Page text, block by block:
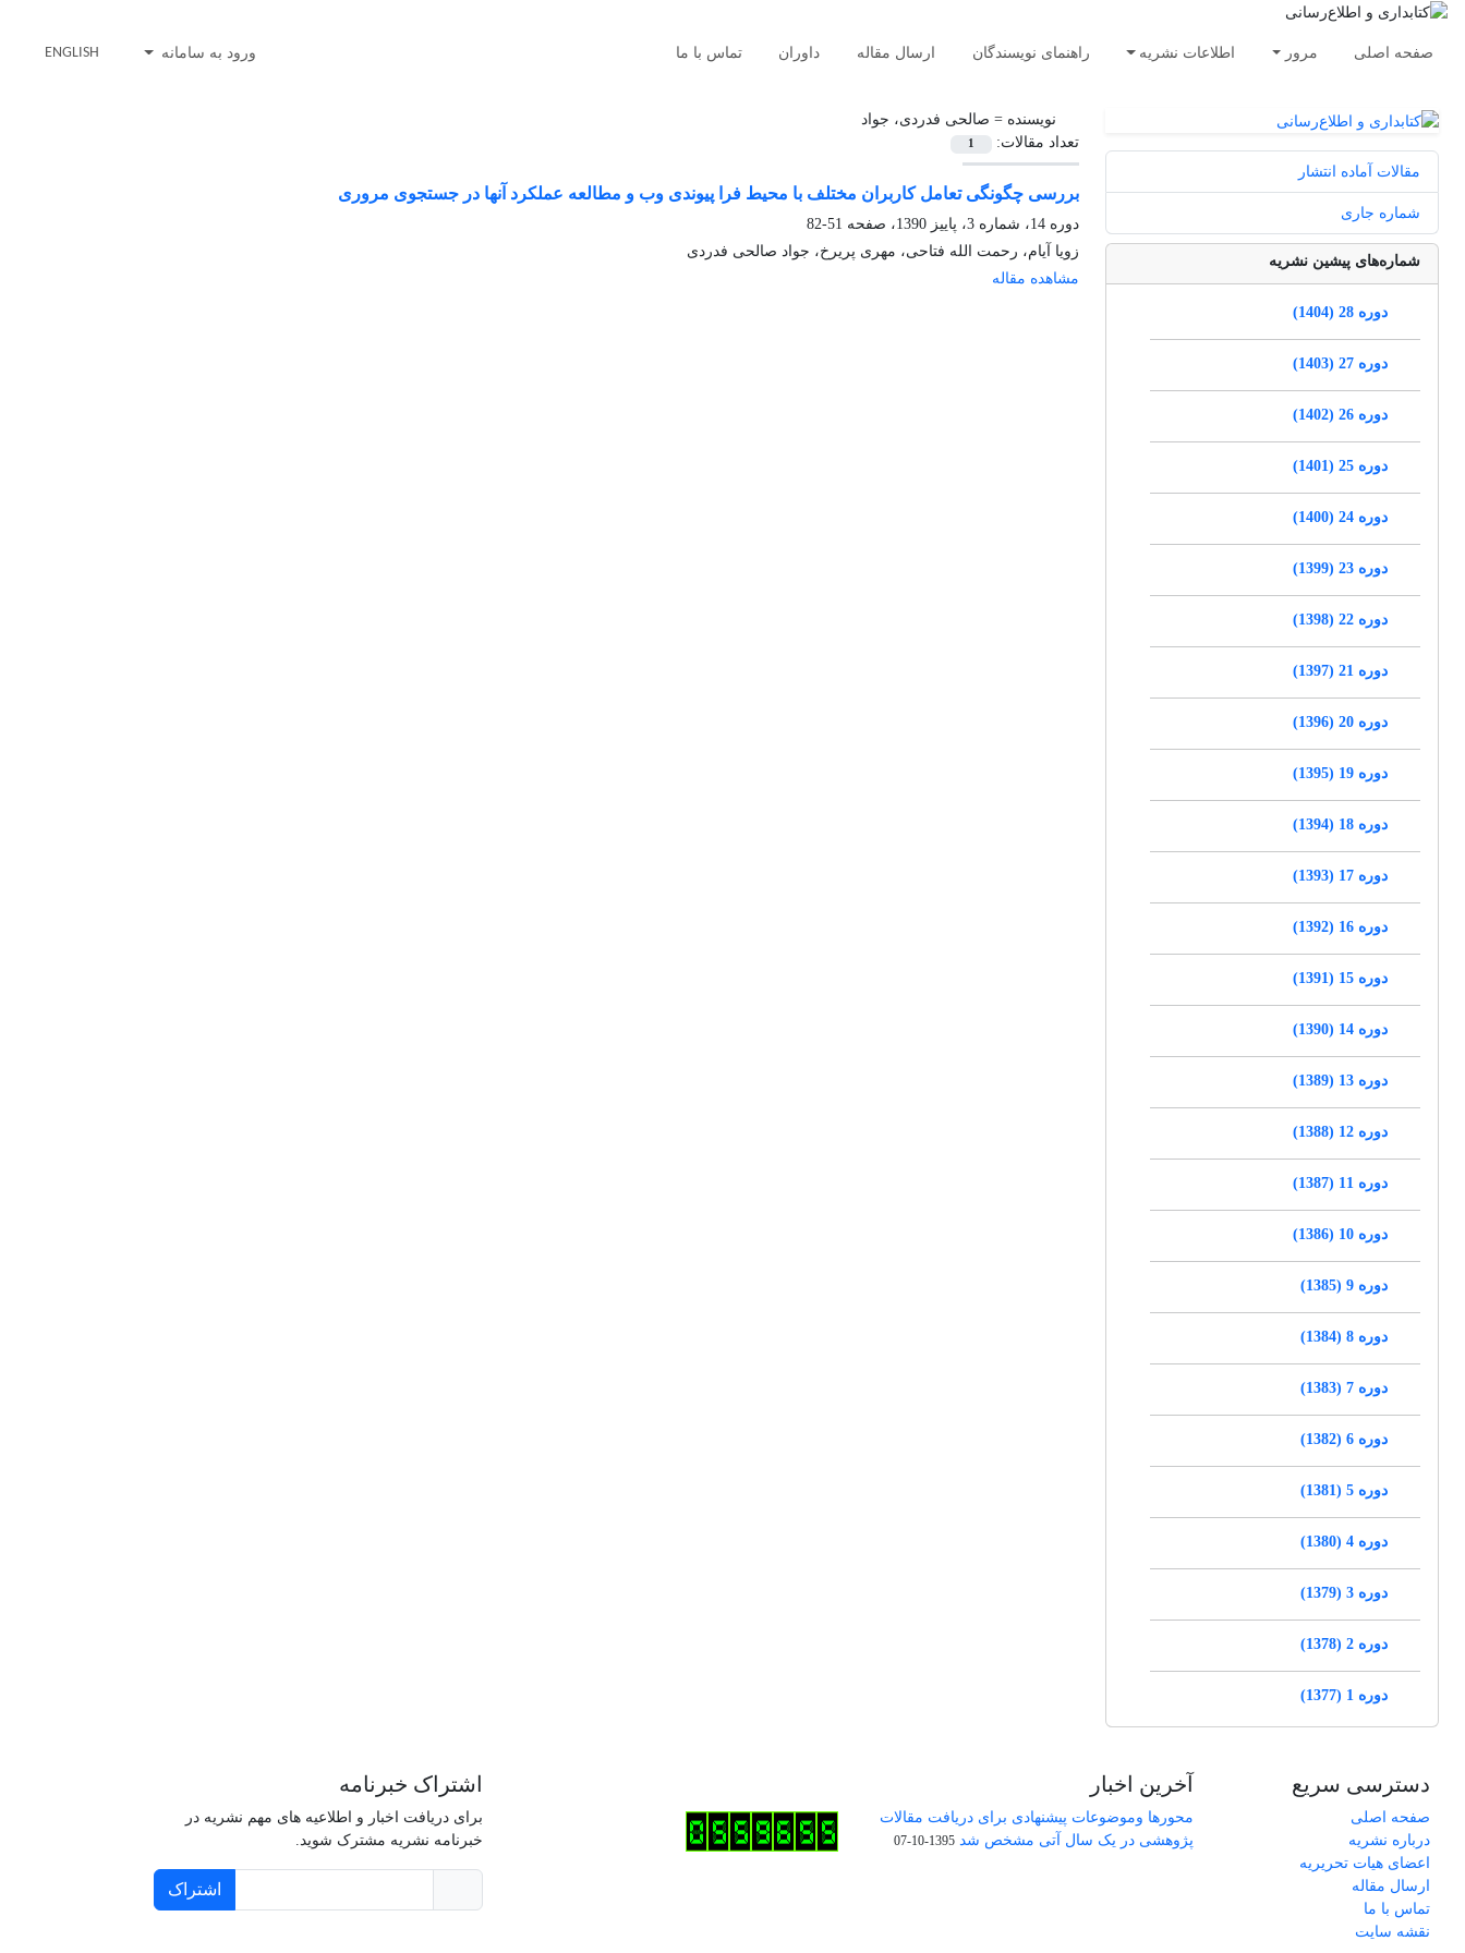
صفحه اصلی مرور اطلاعات نشریه راهنمای نویسندگان ارسال مقاله داوران تماس با ما ورود به سامانه ENGLISH
نویسنده = صالحی فدردی، جواد
تعداد مقالات:
1
بررسی چگونگی تعامل کاربران مختلف با محیط فرا پیوندی وب و مطالعه عملکرد آنها در جستجوی مروری
دوره 14، شماره 3، پاییز 1390، صفحه
51-82
زویا آیام، رحمت الله فتاحی، مهری پریرخ، جواد صالحی فدردی
مشاهده مقاله
مقالات آماده انتشار
شماره جاری
شماره‌های پیشین نشریه
دوره 28 (1404)
دوره 27 (1403)
دوره 26 (1402)
دوره 25 (1401)
دوره 24 (1400)
دوره 23 (1399)
دوره 22 (1398)
دوره 21 (1397)
دوره 20 (1396)
دوره 19 (1395)
دوره 18 (1394)
دوره 17 (1393)
دوره 16 (1392)
دوره 15 (1391)
دوره 14 (1390)
دوره 13 (1389)
دوره 12 (1388)
دوره 11 (1387)
دوره 10 (1386)
دوره 9 (1385)
دوره 8 (1384)
دوره 7 (1383)
دوره 6 (1382)
دوره 5 (1381)
دوره 4 (1380)
دوره 3 (1379)
دوره 2 (1378)
دوره 1 (1377)
دسترسی سریع
صفحه اصلی
درباره نشریه
اعضای هیات تحریریه
ارسال مقاله
تماس با ما
نقشه سایت
آخرین اخبار
محورها وموضوعات پیشنهادی برای دریافت مقالات
پژوهشی در یک سال آتی مشخص شد 1395-10-07
اشتراک خبرنامه
برای دریافت اخبار و اطلاعیه های مهم نشریه در
خبرنامه نشریه مشترک شوید.
اشتراک